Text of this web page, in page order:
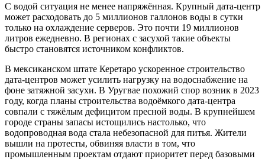
С водой ситуация не менее напряжённая. Крупный дата-центр
может расходовать до 5 миллионов галлонов воды в сутки
только на охлаждение серверов. Это почти 19 миллионов
литров ежедневно. В регионах с засухой такие объекты
быстро становятся источником конфликтов.
В мексиканском штате Керетаро ускоренное строительство
дата-центров может усилить нагрузку на водоснабжение на
фоне затяжной засухи. В Уругвае похожий спор возник в 2023
году, когда планы строительства водоёмкого дата-центра
совпали с тяжёлым дефицитом пресной воды. В крупнейшем
городе страны запасы истощились настолько, что
водопроводная вода стала небезопасной для питья. Жители
вышли на протесты, обвиняя власти в том, что
промышленным проектам отдают приоритет перед базовыми